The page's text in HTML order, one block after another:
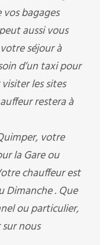
vos bagages
aussi vous
séjour à
d’un taxi pour
les sites
restera à
votre
la Gare ou
chauffeur est
Dimanche . Que
ou particulier,
nous